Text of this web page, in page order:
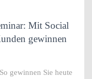
Mit Social
gewinnen
gewinnen Sie heute